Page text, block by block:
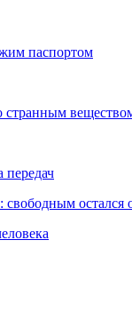
паспортом
передач
остался